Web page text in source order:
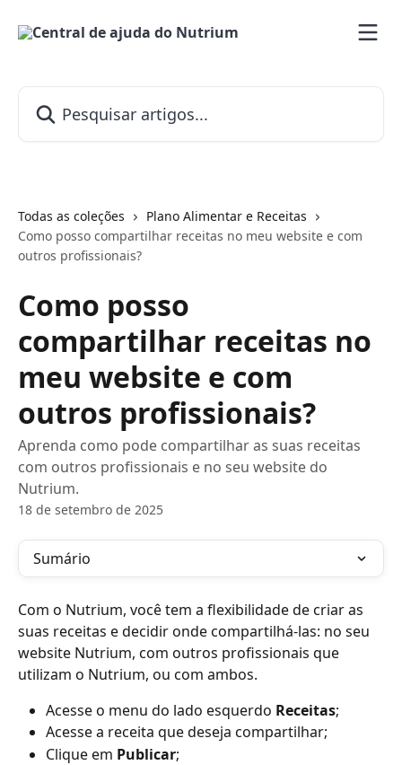
Todas as coleções
Plano Alimentar e Receitas
Como posso compartilhar receitas no meu website e com
outros profissionais?
Como posso
compartilhar receitas no
meu website e com
outros profissionais?
Aprenda como pode compartilhar as suas receitas
com outros profissionais e no seu website do
Nutrium.
18 de setembro de 2025
Sumário
Com o Nutrium, você tem a flexibilidade de criar as
suas receitas e decidir onde compartilhá-las: no seu
website Nutrium, com outros profissionais que
utilizam o Nutrium, ou com ambos.
Acesse o menu do lado esquerdo Receitas;
Acesse a receita que deseja compartilhar;
Clique em Publicar;